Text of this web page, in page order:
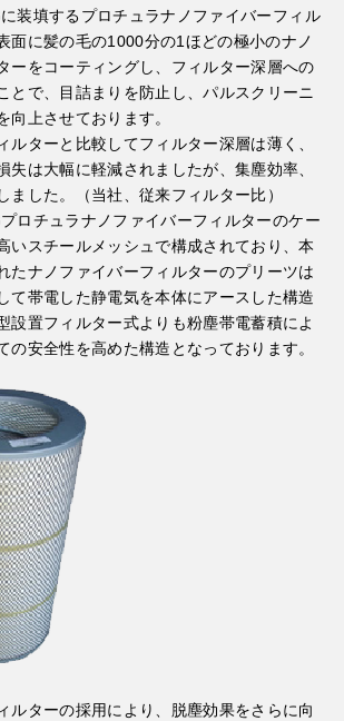
装填するプロチュラナノファイバーフィル
面に髪の毛の1000分の1ほどの極小のナノ
ーをコーティングし、フィルター深層への
とで、目詰まりを防止し、パルスクリーニ
向上させております。
ルターと比較してフィルター深層は薄く、
失は大幅に軽減されましたが、集塵効率、
ました。（当社、従来フィルター比）
ロチュラナノファイバーフィルターのケー
いスチールメッシュで構成されており、本
たナノファイバーフィルターのプリーツは
て帯電した静電気を本体にアースした構造
設置フィルター式よりも粉塵帯電蓄積によ
の安全性を高めた構造となっております。
ルターの採用により、脱塵効果をさらに向